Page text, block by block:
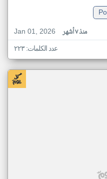
Jan 01, 2026
منذ ٧ أشهر
عدد الكلمات: ٢٢٣